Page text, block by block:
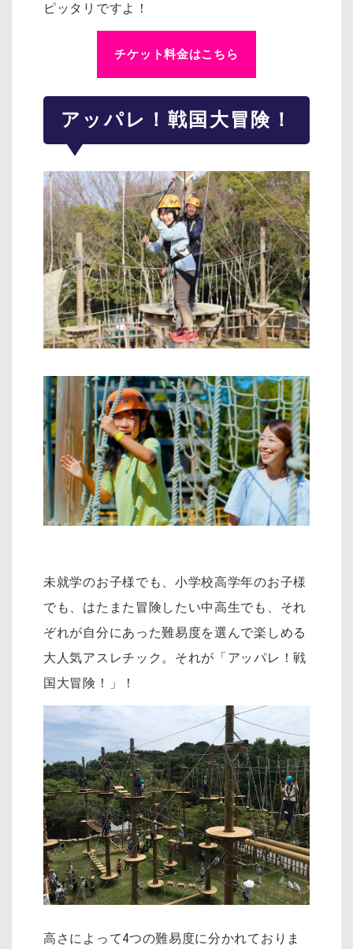
ピッタリですよ！
チケット料金はこちら
アッパレ！戦国大冒険！
未就学のお子様でも、小学校高学年のお子様
でも、はたまた冒険したい中高生でも、それ
ぞれが自分にあった難易度を選んで楽しめる
大人気アスレチック。それが「アッパレ！戦
国大冒険！」！
高さによって4つの難易度に分かれておりま